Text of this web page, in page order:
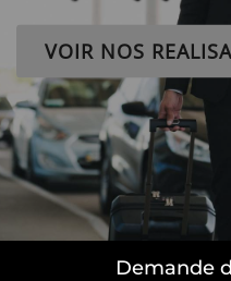
VOIR NOS
Demande